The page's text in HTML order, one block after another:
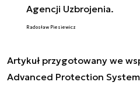
Agencji Uzbrojenia.
Radosław Piesiewicz
Artykuł przygotowany we
Advanced Protection